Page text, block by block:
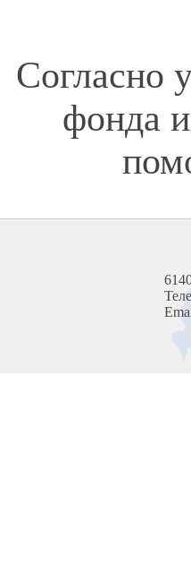
Согласно
фонда